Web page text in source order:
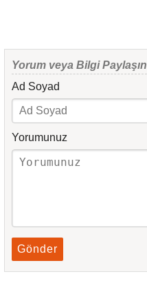
Yorum veya Bilgi Paylaşın
Ad Soyad
Yorumunuz
Gönder